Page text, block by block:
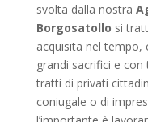
svolta dalla nostra
Borgosatollo si
acquisita nel tempo,
grandi sacrifici e
tratti di privati
coniugale o di